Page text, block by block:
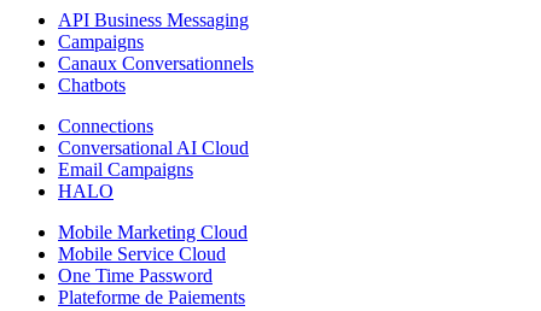
API Business Messaging
Campaigns
Canaux Conversationnels
Chatbots
Connections
Conversational AI Cloud
Email Campaigns
HALO
Mobile Marketing Cloud
Mobile Service Cloud
One Time Password
Plateforme de Paiements